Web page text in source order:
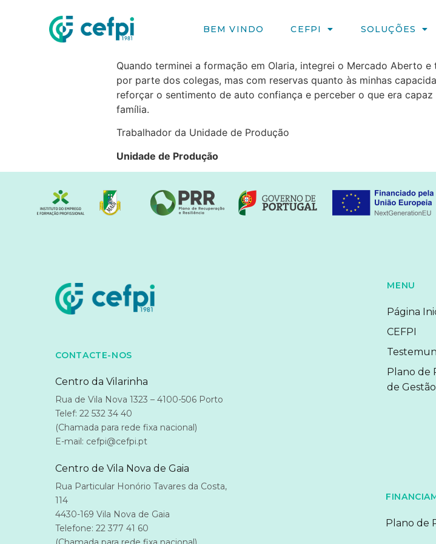
BEM VINDO CEFPI SOLUÇÕES
Quando terminei a formação em Olaria, integrei o Mercado Aberto
por parte dos colegas, mas com reservas quanto às minhas
reforçar o sentimento de auto confiança e perceber o que era
família.
Trabalhador da Unidade de Produção
Unidade de Produção
CONTACTE-NOS
Centro da Vilarinha
Rua de Vila Nova 1323 – 4100-506 Porto
Telef: 22 532 34 40
(Chamada para rede fixa nacional)
E-mail: cefpi@cefpi.pt
Centro de Vila Nova de Gaia
Rua Particular Honório Tavares da Costa,
114
4430-169 Vila Nova de Gaia
Telefone: 22 377 41 60
MENU
Página
CEFPI
Plano de
de Gestão
Plano de